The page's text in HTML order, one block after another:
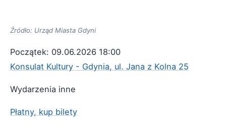
Źródło: Urząd Miasta Gdyni
Początek: 09.06.2026 18:00
Konsulat Kultury - Gdynia, ul. Jana z Kolna 25
Wydarzenia inne
Płatny, kup bilety